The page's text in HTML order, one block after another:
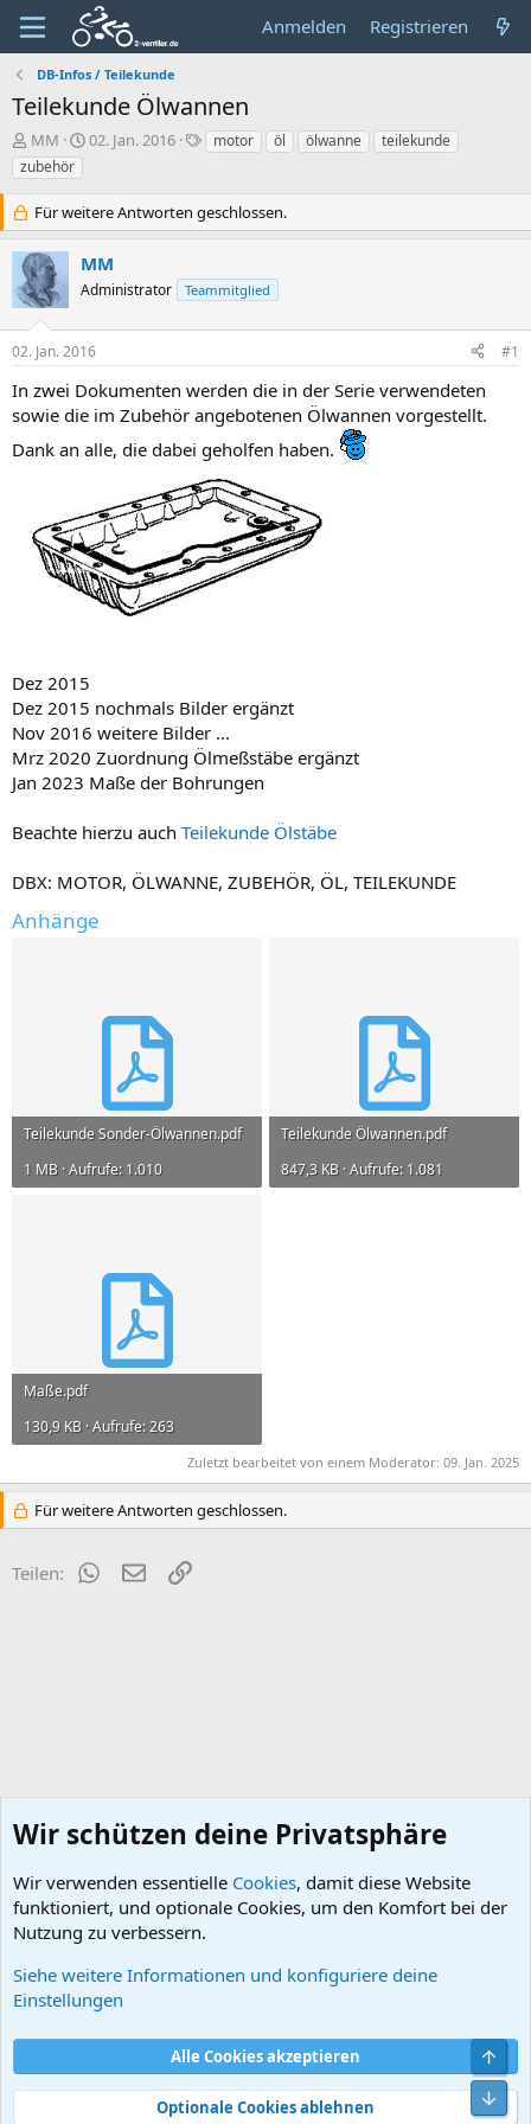
Anmelden Registrieren
DB-Infos / Teilekunde
Teilekunde Ölwannen
E
r
s
e
l
e
r
MM
E
t
e
l
t
m
02. Jan. 2016
S
a
o
t
motor öl ölwanne
teilekunde
zubehör
Für weitere Antworten geschlossen.
MM
Administrator Teammitglied
02. Jan. 2016 #1
In zwei Dokumenten werden die in der Serie verwendeten
sowie die im Zubehör angebotenen Ölwannen vorgestellt.
Dank an alle, die dabei geholfen haben.
Dez 2015
Dez 2015 nochmals Bilder ergänzt
Nov 2016 weitere Bilder ...
Mrz 2020 Zuordnung Ölmeßstäbe ergänzt
Jan 2023 Maße der Bohrungen
Beachte hierzu auch Teilekunde Ölstäbe
DBX: MOTOR, ÖLWANNE, ZUBEHÖR, ÖL, TEILEKUNDE
Anhänge
Teilekunde Sonder-Ölwannen.pdf
1 MB · Aufrufe: 1.010
Teilekunde Ölwannen.pdf
847,3 KB · Aufrufe: 1.081
Maße.pdf
130,9 KB · Aufrufe: 263
Zuletzt bearbeitet von einem Moderator: 09. Jan. 2025
Für weitere Antworten geschlossen.
Teilen: WhatsApp
E-MailLink
DB-Infos / Teilekunde
Nutzungsbedingungen
Datenschutz
Hilfe und Impressum
Start
R
S
Wir schützen deine Privatsphäre
Wir verwenden essentielle Cookies, damit diese Website
funktioniert, und optionale Cookies, um den Komfort bei der
Nutzung zu verbessern.
Siehe weitere Informationen und konfiguriere deine
Einstellungen
Alle Cookies akzeptieren
Optionale Cookies ablehnen